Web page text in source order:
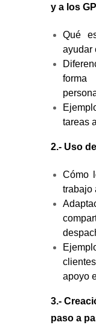
y a los
Qué
ayudar
tareas
2.- Uso
Cómo
trabajo
apoyo
3.-
paso a